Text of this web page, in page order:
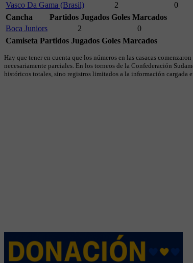
Vasco Da Gama (Brasil)
2
0
Cancha
Partidos Jugados Goles Marcados
Boca Juniors
2
0
Camiseta Partidos Jugados Goles Marcados
Hay que tener en cuenta que los números en las casacas
necesariamente parciales. En los torneos de la Confederación
históricos totales, sino registros limitados a la información cargada